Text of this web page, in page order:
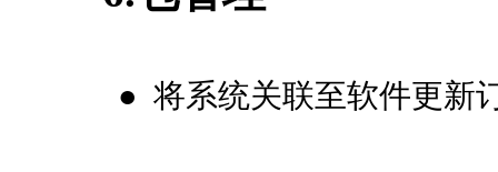
● 将系统关联至软件更新